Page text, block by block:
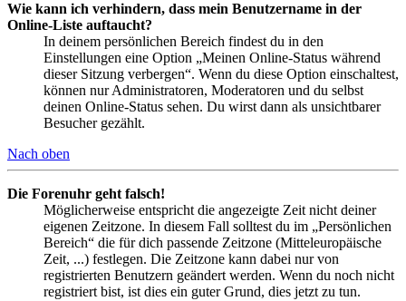
Wie kann ich verhindern, dass mein Benutzername in der
Online-Liste auftaucht?
In deinem persönlichen Bereich findest du in den
Einstellungen eine Option „Meinen Online-Status während
dieser Sitzung verbergen“. Wenn du diese Option einschaltest,
können nur Administratoren, Moderatoren und du selbst
deinen Online-Status sehen. Du wirst dann als unsichtbarer
Besucher gezählt.
Nach oben
Die Forenuhr geht falsch!
Möglicherweise entspricht die angezeigte Zeit nicht deiner
eigenen Zeitzone. In diesem Fall solltest du im „Persönlichen
Bereich“ die für dich passende Zeitzone (Mitteleuropäische
Zeit, ...) festlegen. Die Zeitzone kann dabei nur von
registrierten Benutzern geändert werden. Wenn du noch nicht
registriert bist, ist dies ein guter Grund, dies jetzt zu tun.